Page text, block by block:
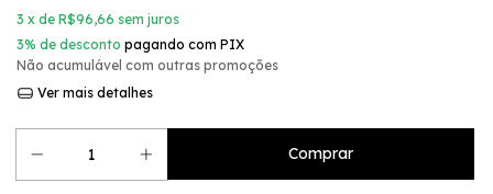
3 x de R$96,66 sem juros
3% de desconto pagando com PIX
Não acumulável com outras promoções
Ver mais detalhes